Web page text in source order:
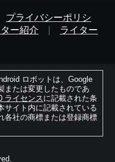
プライバシーポリシ
ー紹介
ライター
ロボットは、Google
または変更したものであ
ライセンスに記載された条
サイト内に記載されている
各社の商標または登録商標